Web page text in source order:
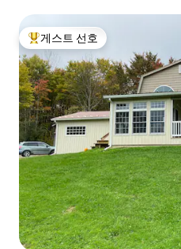
상위 게스트 선호
게스트 선호